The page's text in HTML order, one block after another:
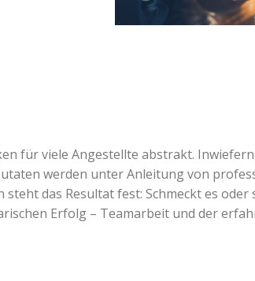
für viele Angestellte abstrakt.
werden unter Anleitung von
das Resultat fest: Schmeckt es
Erfolg – Teamarbeit und der